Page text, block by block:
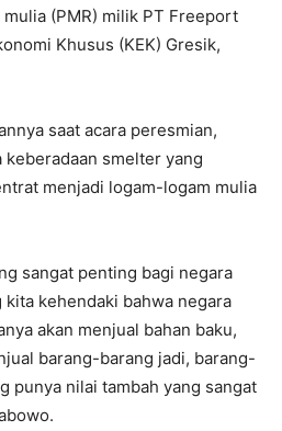
(PMR) milik PT Freeport
Khusus (KEK) Gresik,
saat acara peresmian,
smelter yang
menjadi logam-logam mulia
sangat penting bagi negara
kita kehendaki bahwa negara
akan menjual bahan baku,
barang-barang jadi, barang-
punya nilai tambah yang sangat